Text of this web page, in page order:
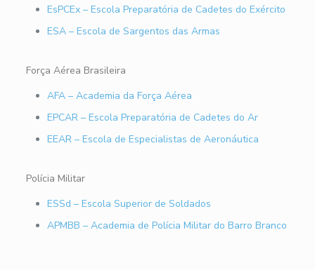
EsPCEx – Escola Preparatória de Cadetes do Exército
ESA – Escola de Sargentos das Armas
Força Aérea Brasileira
AFA – Academia da Força Aérea
EPCAR – Escola Preparatória de Cadetes do Ar
EEAR – Escola de Especialistas de Aeronáutica
Polícia Militar
ESSd – Escola Superior de Soldados
APMBB – Academia de Polícia Militar do Barro Branco